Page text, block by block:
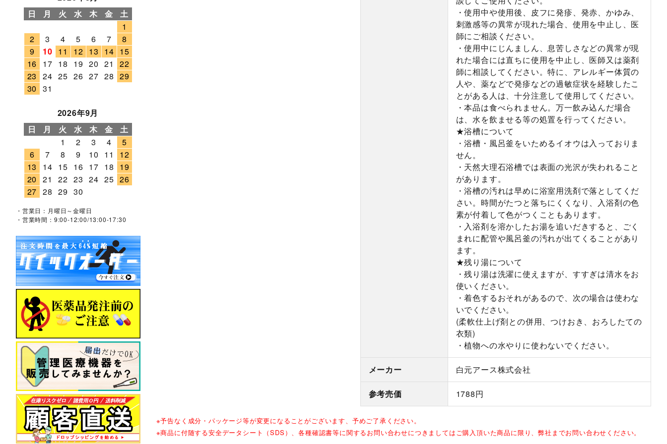
・使用中や使用後、皮フに発疹、発赤、かゆみ、
刺激感等の異常が現れた場合、使用を中止し、医
師にご相談ください。
・使用中にじんましん、息苦しさなどの異常が現
れた場合には直ちに使用を中止し、医師又は薬剤
師に相談してください。特に、アレルギー体質の
人や、薬などで発疹などの過敏症状を経験したこ
とがある人は、十分注意して使用してください。
・本品は食べられません。万一飲み込んだ場合
は、水を飲ませる等の処置を行ってください。
★浴槽について
・浴槽・風呂釜をいためるイオウは入っておりま
せん。
・天然大理石浴槽では表面の光沢が失われること
があります。
・浴槽の汚れは早めに浴室用洗剤で落としてくだ
さい。時間がたつと落ちにくくなり、入浴剤の色
素が付着して色がつくこともあります。
・入浴剤を溶かしたお湯を追いだきすると、ごく
まれに配管や風呂釜の汚れが出てくることがあり
ます。
★残り湯について
・残り湯は洗濯に使えますが、すすぎは清水をお
使いください。
・着色するおそれがあるので、次の場合は使わな
いでください。
(柔軟仕上げ剤との併用、つけおき、おろしたての
衣類)
・植物への水やりに使わないでください。
メーカー 白元アース株式会社
参考売価 1788円
※予告なく成分・パッケージ等が変更になることがございます、予めご了承ください。
※商品に付随する安全データシート（SDS）、各種確認書等に関するお問い合わせにつきましてはご購入頂いた商品に限り、弊社までお問い合わせください。
日
月 火 水 木 金
土
1
2
3 4 5 6 7
8
9
10 11 12 13 14 15
16
17 18 19 20 21
22
23
24 25 26 27 28 29
30
31
2026年9月
日
月 火 水 木 金
土
1
2 3 4
5
6
7 8 9 10 11
12
13
14 15 16 17 18
19
20
21 22 23 24 25 26
27 28 29 30
・営業日：月曜日～金曜日
・営業時間：9:00-12:00/13:00-17:30